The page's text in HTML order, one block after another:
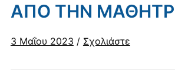
ΑΠΟ ΤΗΝ
3 Μαΐου 2023 / Σχολιάστε